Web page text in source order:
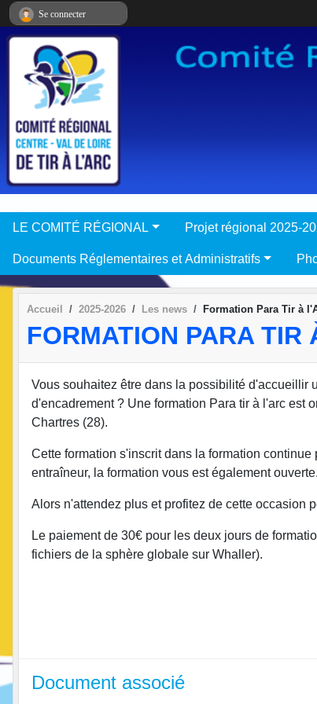
LE COMITÉ RÉGIONAL Projet régional 2025-
Documents Réglementaires et Administratifs
Accueil 2025-2026 Les news Formation Para Tir à
FORMATION PARA TIR
Vous souhaitez être dans la possibilité d'accueillir
d'encadrement ? Une formation Para tir à l'arc est
Chartres (28).
Cette formation s'inscrit dans la formation
entraîneur, la formation vous est également ouverte.
Alors n'attendez plus et profitez de cette occasion
Le paiement de 30€ pour les deux jours de
fichiers de la sphère globale sur Whaller).
Document associé
Se connecter
Panneau de gestion des cookies